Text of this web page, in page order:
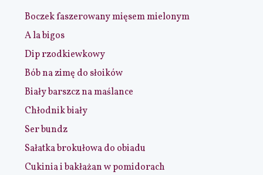
Boczek faszerowany mięsem mielonym
A la bigos
Dip rzodkiewkowy
Bób na zimę do słoików
Biały barszcz na maślance
Chłodnik biały
Ser bundz
Sałatka brokułowa do obiadu
Cukinia i bakłażan w pomidorach